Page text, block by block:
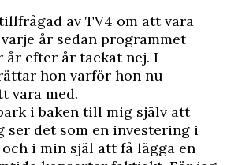
av TV4 om att vara
varje år sedan programmet
år efter år tackat nej. I
hon varför hon nu
vara med.
i baken till mig själv att
ser det som en investering i
i min själ att få lägga en